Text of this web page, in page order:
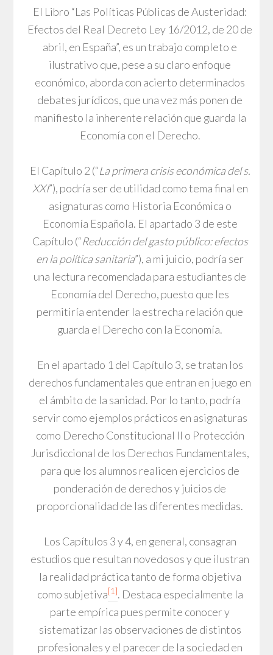
El Libro “Las Políticas Públicas de Austeridad:
Efectos del Real Decreto Ley 16/2012, de 20 de
abril, en España”, es un trabajo completo e
ilustrativo que, pese a su claro enfoque
económico, aborda con acierto determinados
debates jurídicos, que una vez más ponen de
manifiesto la inherente relación que guarda la
Economía con el Derecho.
El Capítulo 2 (“La primera crisis económica del s.
XXI”), podría ser de utilidad como tema final en
asignaturas como Historia Económica o
Economía Española. El apartado 3 de este
Capítulo (“Reducción del gasto público: efectos
en la política sanitaria”), a mi juicio, podría ser
una lectura recomendada para estudiantes de
Economía del Derecho, puesto que les
permitiría entender la estrecha relación que
guarda el Derecho con la Economía.
En el apartado 1 del Capítulo 3, se tratan los
derechos fundamentales que entran en juego en
el ámbito de la sanidad. Por lo tanto, podría
servir como ejemplos prácticos en asignaturas
como Derecho Constitucional II o Protección
Jurisdiccional de los Derechos Fundamentales,
para que los alumnos realicen ejercicios de
ponderación de derechos y juicios de
proporcionalidad de las diferentes medidas.
Los Capítulos 3 y 4, en general, consagran
estudios que resultan novedosos y que ilustran
la realidad práctica tanto de forma objetiva
como subjetiva[1]. Destaca especialmente la
parte empírica pues permite conocer y
sistematizar las observaciones de distintos
profesionales y el parecer de la sociedad en